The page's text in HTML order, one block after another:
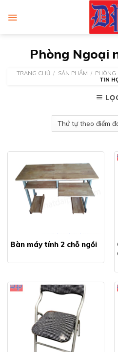
Phòng Ngoại
TRANG CHỦ / SẢN PHẨM / PHÒNG
TIN
Bàn máy tính 2 chỗ ngồi